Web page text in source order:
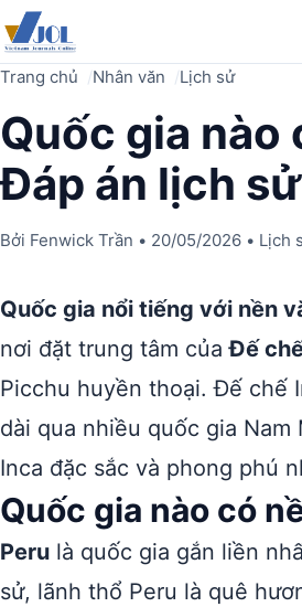
Trang chủ Nhân văn Lịch sử
Quốc gia nào
Đáp án lịch
Bởi Fenwick Trần • 20/05/2026 • Lịch
Quốc gia nổi tiếng với nền
nơi đặt trung tâm củaĐế
Picchu huyền thoại. Đế chế
dài qua nhiều quốc gia
Inca đặc sắc và phong phú
Quốc gia nào có
Peru là quốc gia gắn liền
sử, lãnh thổ Peru là quê